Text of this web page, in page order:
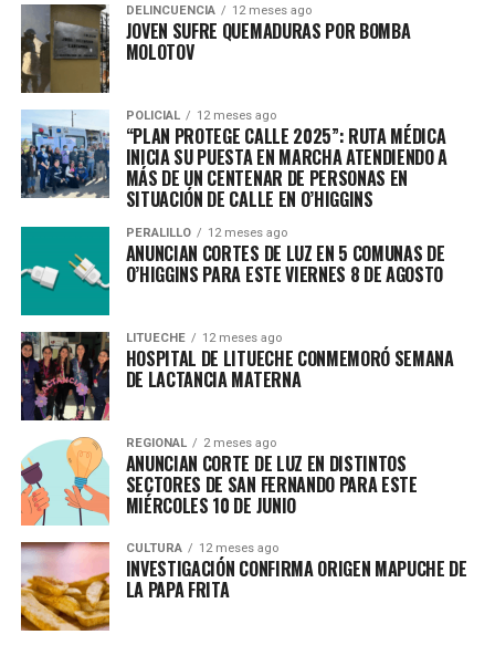
DELINCUENCIA 12 meses ago
JOVEN SUFRE QUEMADURAS POR BOMBA
MOLOTOV
POLICIAL 12 meses ago
“PLAN PROTEGE CALLE 2025”: RUTA MÉDICA
INICIA SU PUESTA EN MARCHA ATENDIENDO A
MÁS DE UN CENTENAR DE PERSONAS EN
SITUACIÓN DE CALLE EN O’HIGGINS
PERALILLO 12 meses ago
ANUNCIAN CORTES DE LUZ EN 5 COMUNAS DE
O’HIGGINS PARA ESTE VIERNES 8 DE AGOSTO
LITUECHE 12 meses ago
HOSPITAL DE LITUECHE CONMEMORÓ SEMANA
DE LACTANCIA MATERNA
REGIONAL 2 meses ago
ANUNCIAN CORTE DE LUZ EN DISTINTOS
SECTORES DE SAN FERNANDO PARA ESTE
MIÉRCOLES 10 DE JUNIO
CULTURA 12 meses ago
INVESTIGACIÓN CONFIRMA ORIGEN MAPUCHE DE
LA PAPA FRITA